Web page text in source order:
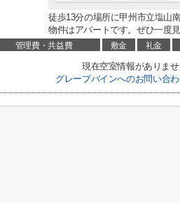
徒歩13分の場所に甲州市立塩山
物件はアパートです。ぜひ一度
管理費・共益費 敷金 礼金
現在空室情報がありませ
グレープバインへのお問い合